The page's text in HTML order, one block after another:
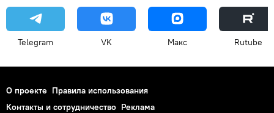
Telegram VK Макс Rutube
О проекте Правила использования
Контакты и сотрудничество Реклама